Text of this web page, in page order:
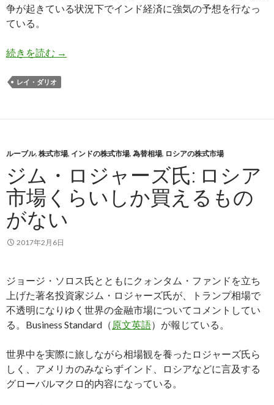
争が起きている状況下でインド経済に強気の予想を行なっ
ている。
続きを読む レイ・ダリオ氏: インドにもっと投資できれば良
→
レイ・ダリオ
ルーブル, 株式市場, インドの株式市場, 為替相場, ロシアの株式市場
ジム・ロジャーズ氏: ロシア
市場くらいしか買えるもの
がない
2017年2月6日
ジョージ・ソロス氏とともにクォンタム・ファンドを立ち
上げた著名投資家ジム・ロジャーズ氏が、トランプ相場で
不透明になりゆく世界の金融市場についてコメントしてい
る。Business Standard（ 原文英語）が報じている。
世界中を実際に旅しながら相場観を養ったロジャーズ氏ら
しく、アメリカのみならずインド、ロシアなどに言及する
グローバルマクロ的内容になっている。